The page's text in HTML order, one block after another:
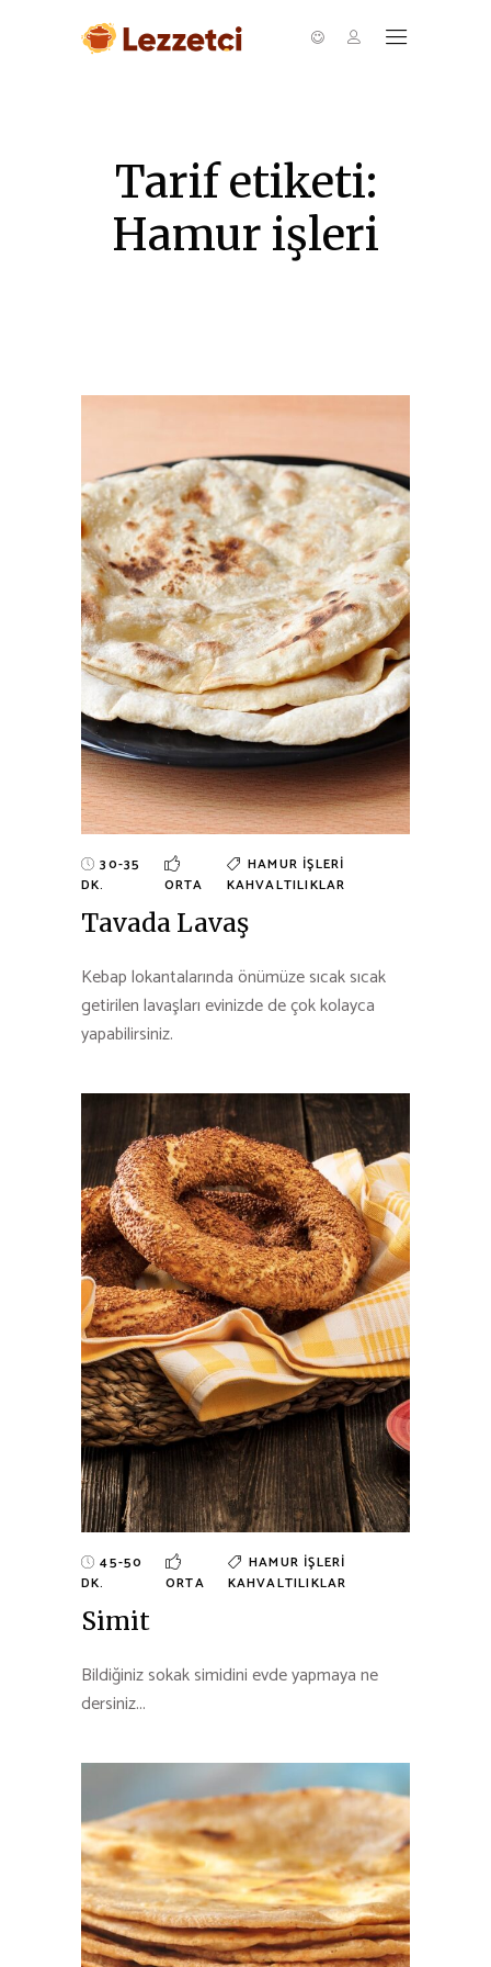
Tarif etiketi:
Hamur işleri
30-35
DK.
ORTA
HAMUR İŞLERI
KAHVALTILIKLAR
Tavada Lavaş
Kebap lokantalarında önümüze sıcak sıcak
getirilen lavaşları evinizde de çok kolayca
yapabilirsiniz.
45-50
DK.
ORTA
HAMUR İŞLERI
KAHVALTILIKLAR
Simit
Bildiğiniz sokak simidini evde yapmaya ne
dersiniz...